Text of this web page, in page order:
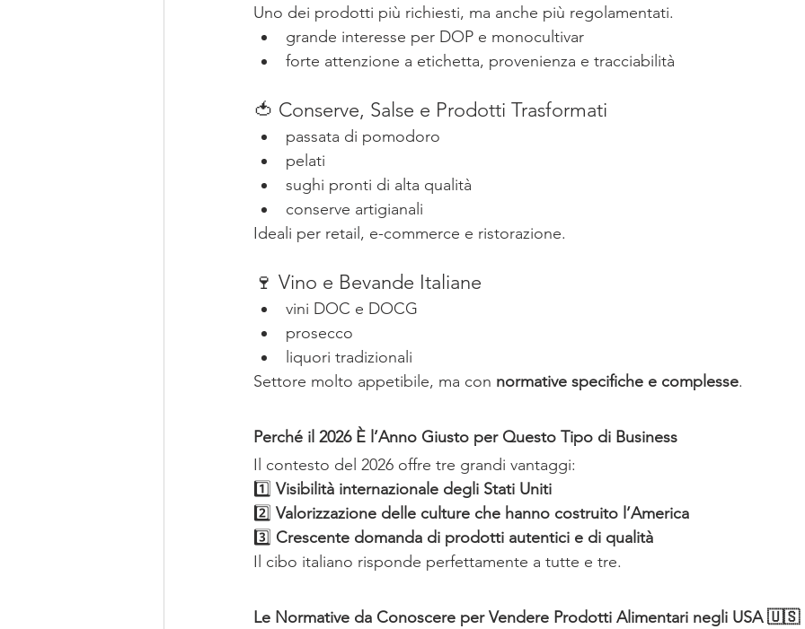
Uno dei prodotti più richiesti, ma anche più regolamentati.
grande interesse per DOP e monocultivar
forte attenzione a etichetta, provenienza e tracciabilità
🍅 Conserve, Salse e Prodotti Trasformati
passata di pomodoro
pelati
sughi pronti di alta qualità
conserve artigianali
Ideali per retail, e-commerce e ristorazione.
🍷 Vino e Bevande Italiane
vini DOC e DOCG
prosecco
liquori tradizionali
Settore molto appetibile, ma con normative specifiche e complesse.
Perché il 2026 È l’Anno Giusto per Questo Tipo di Business
Il contesto del 2026 offre tre grandi vantaggi:
1️⃣ Visibilità internazionale degli Stati Uniti
2️⃣ Valorizzazione delle culture che hanno costruito l’America
3️⃣ Crescente domanda di prodotti autentici e di qualità
Il cibo italiano risponde perfettamente a tutte e tre.
Le Normative da Conoscere per Vendere Prodotti Alimentari negli USA 🇺🇸